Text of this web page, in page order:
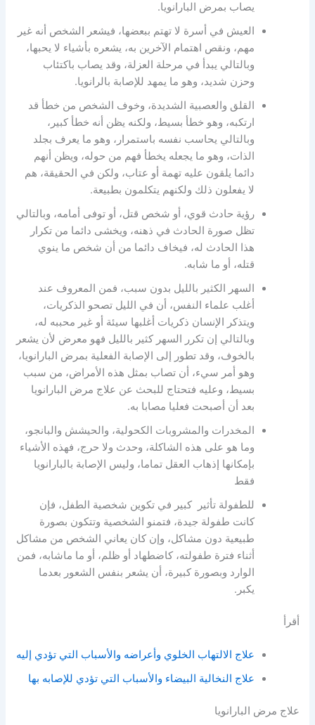
يصاب بمرض البارانويا.
العيش في أسرة لا تهتم ببعضها، فيشعر الشخص أنه غير
مهم، ونقص اهتمام الآخرين به، يشعره بأشياء لا يحبها،
وبالتالي يبدأ في مرحلة العزلة، وقد يصاب باكتئاب
وحزن شديد، وهو ما يمهد للإصابة بالرانويا.
القلق والعصبية الشديدة، وخوف الشخص من خطأ قد
ارتكبه، وهو خطأ بسيط، ولكنه يظن أنه خطأ كبير،
وبالتالي يحاسب نفسه باستمرار، وهو ما يعرف بجلد
الذات، وهو ما يجعله يخطأ فهم من حوله، ويظن أنهم
دائما يلقون عليه تهمة أو عتاب، ولكن في الحقيقة، هم
لا يفعلون ذلك ولكنهم يتكلمون بطبيعة.
رؤية حادث قوي، أو شخص قتل، أو توفى أمامه، وبالتالي
تظل صورة الحادث في ذهنه، ويخشى دائما من تكرار
هذا الحادث له، فيخاف دائما من أن شخص ما ينوي
قتله، أو ما شابه.
السهر الكثير بالليل بدون سبب، فمن المعروف عند
أغلب علماء النفس، أن في الليل تصحو الذكريات،
ويتذكر الإنسان ذكريات أغلبها سيئة أو غير محببه له،
وبالتالي إن تكرر السهر كثير بالليل فهو معرض لأن يشعر
بالخوف، وقد تطور إلى الإصابة الفعلية بمرض البارانويا،
وهو أمر سيء، أن تصاب بمثل هذه الأمراض، من سبب
بسيط، وعليه فتحتاج للبحث عن علاج مرض البارانويا
بعد أن أصبحت فعليا مصابا به.
المخدرات والمشروبات الكحولية، والحيشش والبانجو،
وما هو على هذه الشاكلة، وحدث ولا حرج، فهذه الأشياء
بإمكانها إذهاب العقل تماما، وليس الإصابة بالبارانويا
فقط
للطفولة تأثير كبير في تكوين شخصية الطفل، فإن
كانت طفولة جيدة، فتمنو الشخصية وتتكون بصورة
طبيعية دون مشاكل، وإن كان يعاني الشخص من مشاكل
أثناء فترة طفولته، كاضطهاد أو ظلم، أو ما ماشابه، فمن
الوارد وبصورة كبيرة، أن يشعر بنفس الشعور بعدما
يكبر.
أقرأ
علاج الالتهاب الخلوي وأعراضه والأسباب التي تؤدي إليه
علاج النخالية البيضاء والأسباب التي تؤدي للإصابه بها
علاج مرض البارانويا